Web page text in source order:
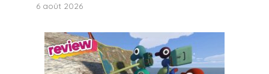
6 août 2026